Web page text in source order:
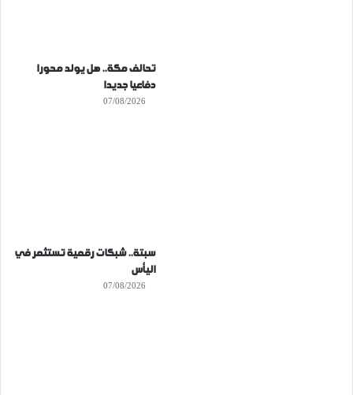
تحالف مكة.. هل يولد محورا
دفاعيا جديدا
07/08/2026
سبتة.. شبكات رقمية تستثمر في
اليأس
07/08/2026